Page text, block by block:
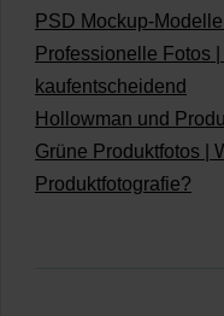
PSD Mockup-
Professionelle Fotos
kaufentscheidend
Hollowman und
Grüne Produktfotos |
Produktfotografie?